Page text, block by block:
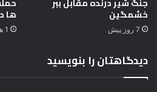
اخشمگین
7 روز پیش
ها
1 هفته پیش
دیدگاهتان را بنویسید